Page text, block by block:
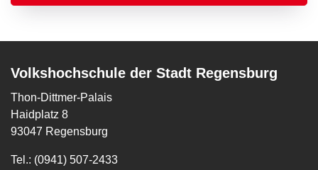
Volkshochschule der Stadt Regensburg
Thon-Dittmer-Palais
Haidplatz 8
93047 Regensburg
Tel.: (0941) 507-2433